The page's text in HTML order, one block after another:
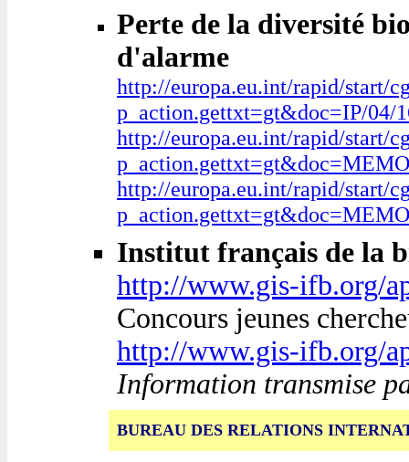
Perte de la diversité
d'alarme
http://europa.eu.int/rapid/start/
p_action.gettxt=gt&doc=IP/04/
http://europa.eu.int/rapid/start/
http://europa.eu.int/rapid/start/
Institut français de la
http://www.gis-ifb.org/
Concours jeunes
http://www.gis-ifb.org/
Information transmise
BUREAU DES RELATIONS